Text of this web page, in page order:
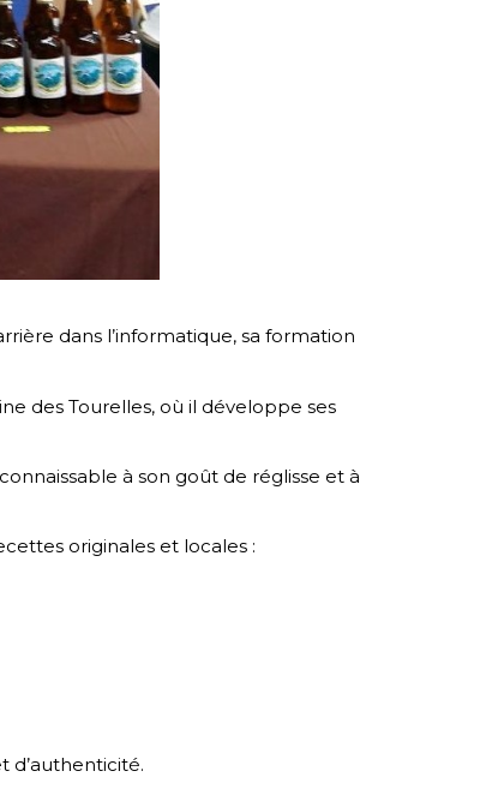
dans l’informatique, sa formation
des Tourelles, où il développe ses
à son goût de réglisse et à
originales et locales :
d’authenticité.